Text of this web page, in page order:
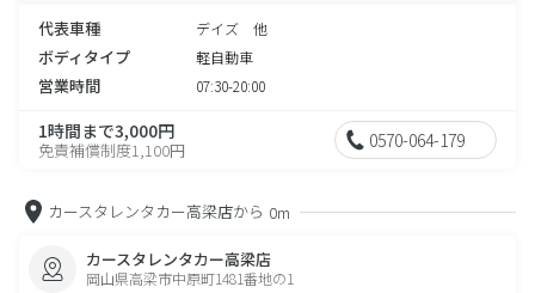
代表車種 デイズ 他
ボディタイプ 軽自動車
営業時間 07:30-20:00
1時間まで3,000円
免責補償制度1,100円 0570-064-179
カースタレンタカー高梁店から 0m
カースタレンタカー高梁店
岡山県高梁市中原町1481番地の1